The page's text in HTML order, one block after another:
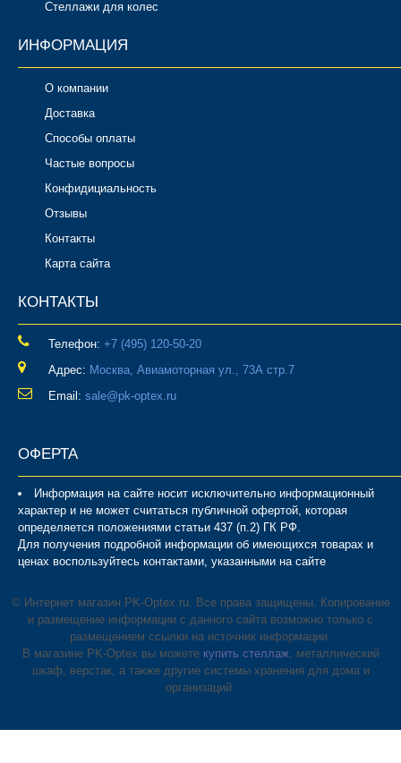
Стеллажи для колес
ИНФОРМАЦИЯ
О компании
Доставка
Способы оплаты
Частые вопросы
Конфидициальность
Отзывы
Контакты
Карта сайта
КОНТАКТЫ
Телефон: ‎+7 (495) 120-50-20
Адрес: Москва, Авиамоторная ул., 73А стр.7
Email: sale@pk-optex.ru
ОФЕРТА
Информация на сайте носит исключительно информационный
характер и не может считаться публичной офертой, которая
определяется положениями статьи 437 (п.2) ГК РФ.
Для получения подробной информации об имеющихся товарах и
ценах воспользуйтесь контактами, указанными на сайте
© Интернет магазин PK-Optex.ru. Все права защищены. Копирование
и размещение информации с данного сайта возможно только с
размещением ссылки на источник информации.
В магазине PK-Optex вы можете купить стеллаж, металлический
шкаф, верстак, а также другие системы хранения для дома и
организаций.